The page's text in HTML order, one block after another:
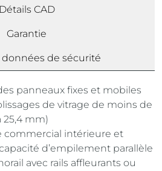
Détails CAD
Garantie
données de sécurité
panneaux fixes et mobiles
de vitrage de moins de
25,4 mm)
commercial intérieure et
d’empilement parallèle
avec rails affleurants ou